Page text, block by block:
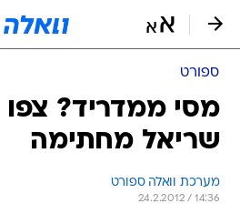
ספורט
שריאל מחתימה
מערכת וואלה ספורט
24.2.2012 / 14:36